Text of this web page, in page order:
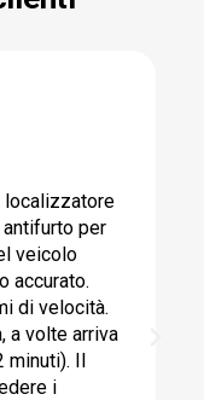
localizzatore
per
veicolo
accurato.
di velocità.
a volte arriva
minuti). Il
i